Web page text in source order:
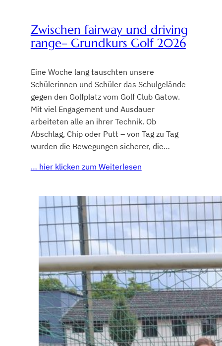
Zwischen fairway und driving
range– Grundkurs Golf 2026
Eine Woche lang tauschten unsere
Schülerinnen und Schüler das Schulgelände
gegen den Golfplatz vom Golf Club Gatow.
Mit viel Engagement und Ausdauer
arbeiteten alle an ihrer Technik. Ob
Abschlag, Chip oder Putt – von Tag zu Tag
wurden die Bewegungen sicherer, die…
… hier klicken zum Weiterlesen